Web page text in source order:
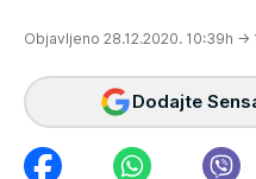
Objavljeno 28.12.2020. 10:39h →
Dodajte